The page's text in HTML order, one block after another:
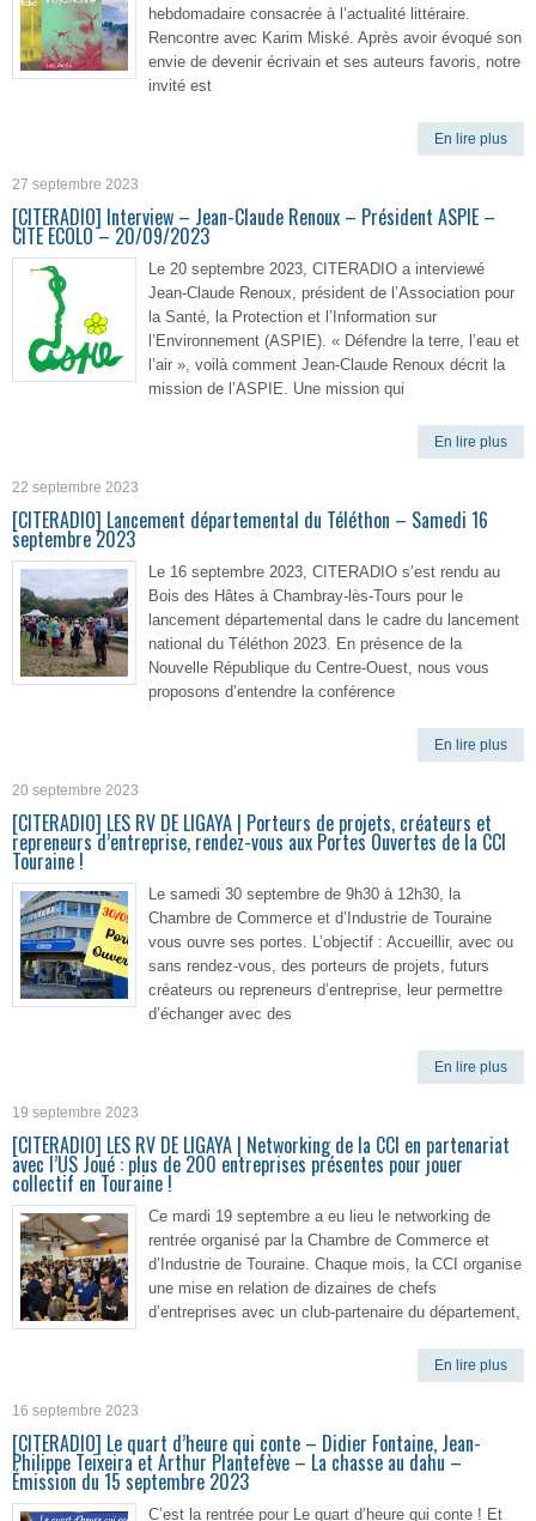
hebdomadaire consacrée à l’actualité littéraire.
Rencontre avec Karim Miské. Après avoir évoqué son
envie de devenir écrivain et ses auteurs favoris, notre
invité est
En lire plus
27 septembre 2023
[CITERADIO] Interview – Jean-Claude Renoux – Président ASPIE –
CITE ECOLO – 20/09/2023
Le 20 septembre 2023, CITERADIO a interviewé
Jean-Claude Renoux, président de l’Association pour
la Santé, la Protection et l’Information sur
l’Environnement (ASPIE). « Défendre la terre, l’eau et
l’air », voilà comment Jean-Claude Renoux décrit la
mission de l’ASPIE. Une mission qui
En lire plus
22 septembre 2023
[CITERADIO] Lancement départemental du Téléthon – Samedi 16
septembre 2023
Le 16 septembre 2023, CITERADIO s’est rendu au
Bois des Hâtes à Chambray-lès-Tours pour le
lancement départemental dans le cadre du lancement
national du Téléthon 2023. En présence de la
Nouvelle République du Centre-Ouest, nous vous
proposons d’entendre la conférence
En lire plus
20 septembre 2023
[CITERADIO] LES RV DE LIGAYA | Porteurs de projets, créateurs et
repreneurs d’entreprise, rendez-vous aux Portes Ouvertes de la CCI
Touraine !
Le samedi 30 septembre de 9h30 à 12h30, la
Chambre de Commerce et d’Industrie de Touraine
vous ouvre ses portes. L’objectif : Accueillir, avec ou
sans rendez-vous, des porteurs de projets, futurs
créateurs ou repreneurs d’entreprise, leur permettre
d’échanger avec des
En lire plus
19 septembre 2023
[CITERADIO] LES RV DE LIGAYA | Networking de la CCI en partenariat
avec l’US Joué : plus de 200 entreprises présentes pour jouer
collectif en Touraine !
Ce mardi 19 septembre a eu lieu le networking de
rentrée organisé par la Chambre de Commerce et
d’Industrie de Touraine. Chaque mois, la CCI organise
une mise en relation de dizaines de chefs
d’entreprises avec un club-partenaire du département,
En lire plus
16 septembre 2023
[CITERADIO] Le quart d’heure qui conte – Didier Fontaine, Jean-
Philippe Teixeira et Arthur Plantefève – La chasse au dahu –
Émission du 15 septembre 2023
C’est la rentrée pour Le quart d’heure qui conte ! Et